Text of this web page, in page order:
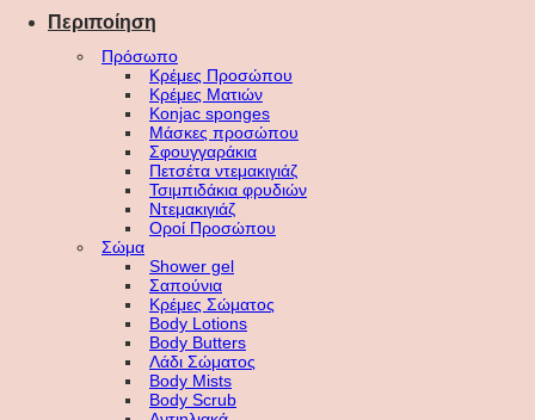
Περιποίηση
Πρόσωπο
Κρέμες Προσώπου
Κρέμες Ματιών
Konjac sponges
Μάσκες προσώπου
Σφουγγαράκια
Πετσέτα ντεμακιγιάζ
Τσιμπιδάκια φρυδιών
Ντεμακιγιάζ
Οροί Προσώπου
Σώμα
Shower gel
Σαπούνια
Κρέμες Σώματος
Body Lotions
Body Butters
Λάδι Σώματος
Body Mists
Body Scrub